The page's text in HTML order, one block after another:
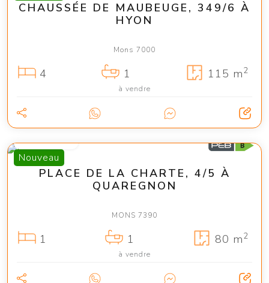
CHAUSSÉE DE MAUBEUGE, 349/6 À
HYON
Mons 7000
4 1 115 m2
à vendre
Nouveau
PLACE DE LA CHARTE, 4/5 À
QUAREGNON
MONS 7390
1 1 80 m2
à vendre